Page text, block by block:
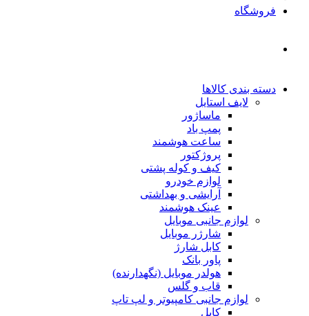
فروشگاه
دسته بندی کالاها
لایف استایل
ماساژور
پمپ باد
ساعت هوشمند
پروژکتور
کیف و کوله پشتی
لوازم خودرو
آرایشی و بهداشتی
عینک هوشمند
لوازم جانبی موبایل
شارژر موبایل
کابل شارژ
پاور بانک
هولدر موبایل (نگهدارنده)
قاب و گلس
لوازم جانبی کامپیوتر و لپ تاپ
کابل